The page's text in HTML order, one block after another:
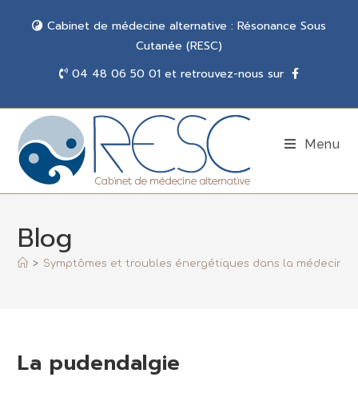
Cabinet de médecine alternative : Résonance Sous
Cutanée (RESC)
04 48 06 50 01 et retrouvez-nous sur
Menu
Blog
> Symptômes et troubles énergétiques dans la médecine
La pudendalgie